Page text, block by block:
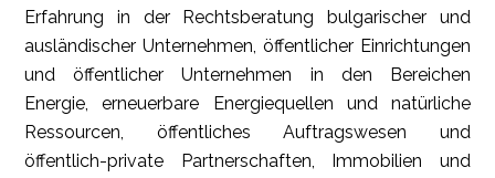
Erfahrung in der Rechtsberatung bulgarischer und
ausländischer Unternehmen, öffentlicher Einrichtungen
und öffentlicher Unternehmen in den Bereichen
Energie, erneuerbare Energiequellen und natürliche
Ressourcen, öffentliches Auftragswesen und
öffentlich-private Partnerschaften, Immobilien und